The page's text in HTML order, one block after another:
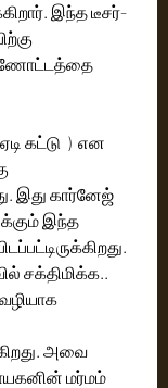
இந்த டீசர்-
கட்டு  )  என
இது கார்னேஜ்
இந்த
சக்திமிக்க..
அவை
மர்மம்